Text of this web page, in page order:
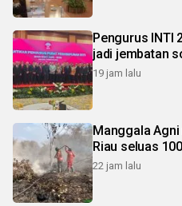
Pengurus INTI
jadi jembatan
19 jam lalu
Manggala
Riau seluas
22 jam lalu